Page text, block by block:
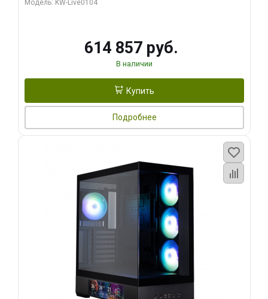
Модель: KW-Live0104
614 857 руб.
В наличии
Купить
Подробнее